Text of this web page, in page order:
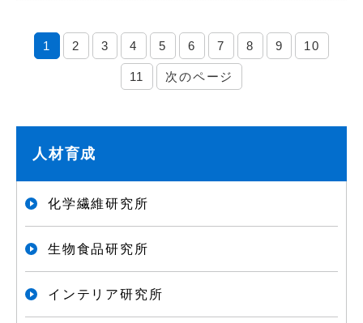
1 2 3 4 5 6 7 8 9 10
11 次のページ
人材育成
化学繊維研究所
生物食品研究所
インテリア研究所